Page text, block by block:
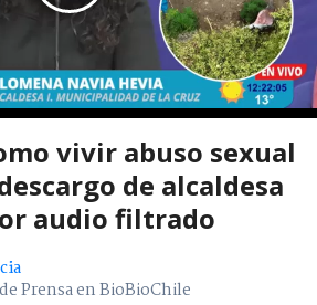
vivir abuso sexual
de alcaldesa
audio filtrado
Prensa en BioBioChile